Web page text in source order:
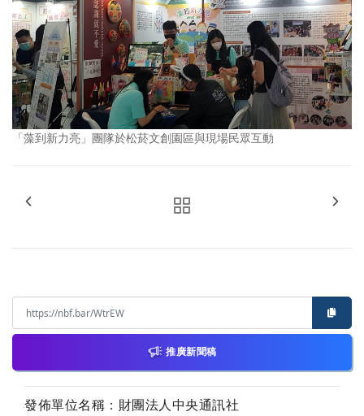
「藻到新力亮」團隊於松菸文創園區與現場民眾互動
推廣新聞稿
發佈單位名稱：財團法人中央通訊社